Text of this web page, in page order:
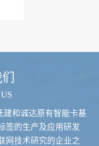
建和诚达原有智能卡基
签的生产及应用研发
网技术研究的企业之